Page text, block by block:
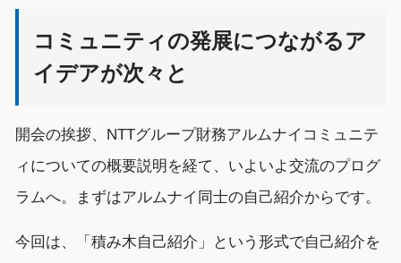
コミュニティの発展につながるア
イデアが次々と
開会の挨拶、 NTTグループ財務アルムナイ コミュニテ
ィ についての概要説明を経て、いよいよ 交流のプログ
ラムへ。まずはアルムナイ同士の自己紹介からです。
今回 は、 「 積み木自己紹介 」 という形式で自己紹介を